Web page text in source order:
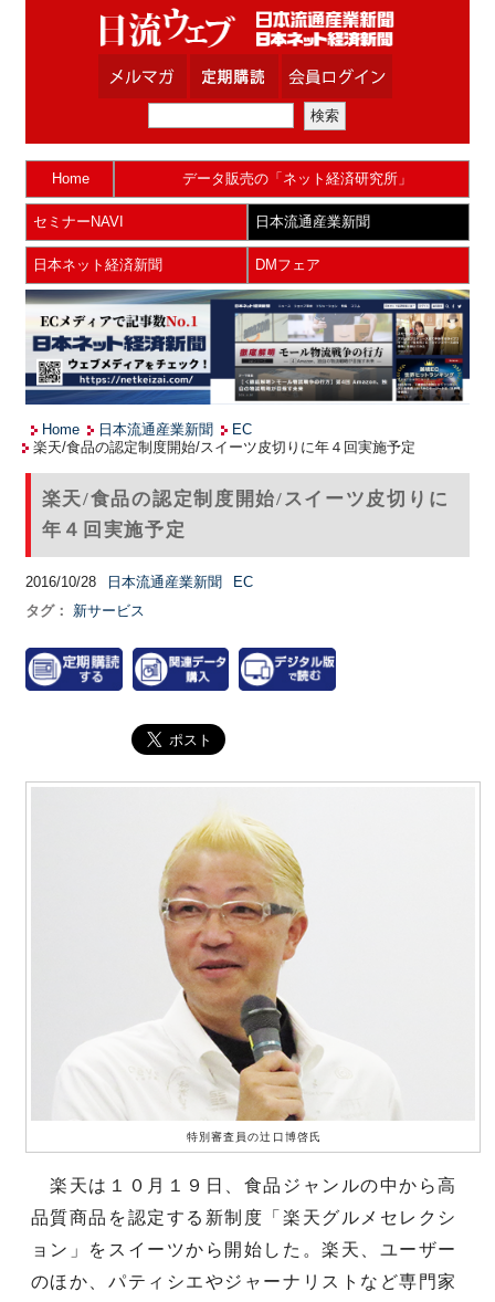
Home データ販売の「ネット経済研究所」
セミナーNAVI 日本流通産業新聞
日本ネット経済新聞 DMフェア
Home 日本流通産業新聞
EC
楽天/食品の認定制度開始/スイーツ皮切りに年４回実施予定
楽天/食品の認定制度開始/スイーツ皮切りに
年４回実施予定
2016/10/28 日本流通産業新聞
EC
タグ：
新サービス
特別審査員の辻口博啓氏
楽天は１０月１９日、食品ジャンルの中から高
品質商品を認定する新制度「楽天グルメセレクシ
ョン」をスイーツから開始した。楽天、ユーザー
のほか、パティシエやジャーナリストなど専門家